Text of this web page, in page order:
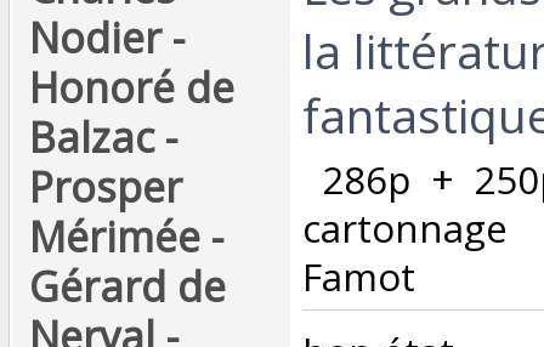
Nodier -
Honoré de
Balzac -
Prosper
Mérimée -
Gérard de
Nerval -
la
286p +
Famot ‎